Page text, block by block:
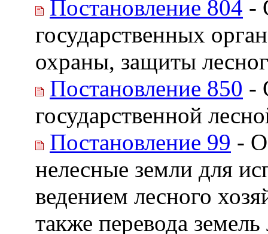
Постановление 804 -
государственных
охраны, защиты
Постановление 850 -
государственной
Постановление 99 -
нелесные земли для
ведением лесного
также перевода